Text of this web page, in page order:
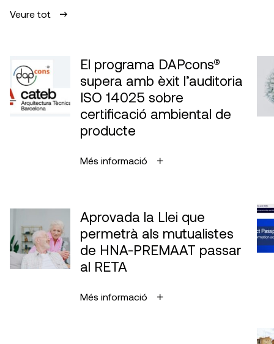
Veure tot
El programa DAPcons®
supera amb èxit l’auditoria
ISO 14025 sobre
certificació ambiental de
producte
Més informació
Aprovada la Llei que
permetrà als mutualistes
de HNA-PREMAAT passar
al RETA
Més informació